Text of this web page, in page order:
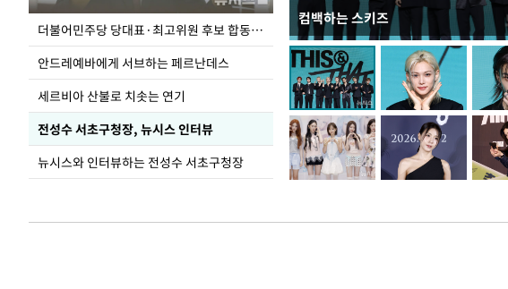
더불어민주당 당대표·최고위원 후보 합동연설회
안드레예바에게 서브하는 페르난데스
세르비아 산불로 치솟는 연기
전성수 서초구청장, 뉴시스 인터뷰
뉴시스와 인터뷰하는 전성수 서초구청장
컴백하는 스키즈
이 대통령, 국가폭력 피해자에 위로·
가 책임지고 치유"